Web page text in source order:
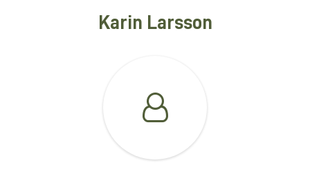
Karin Larsson